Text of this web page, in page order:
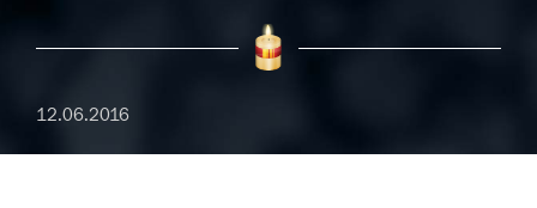
12.06.2016